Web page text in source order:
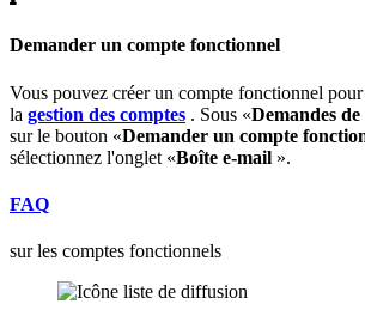
Demander un compte fonctionnel
Vous pouvez créer un compte fonctionnel
la gestion des comptes . Sous «Demandes
sur le bouton «Demander un compte
sélectionnez l'onglet «Boîte e-mail ».
FAQ
sur les comptes fonctionnels